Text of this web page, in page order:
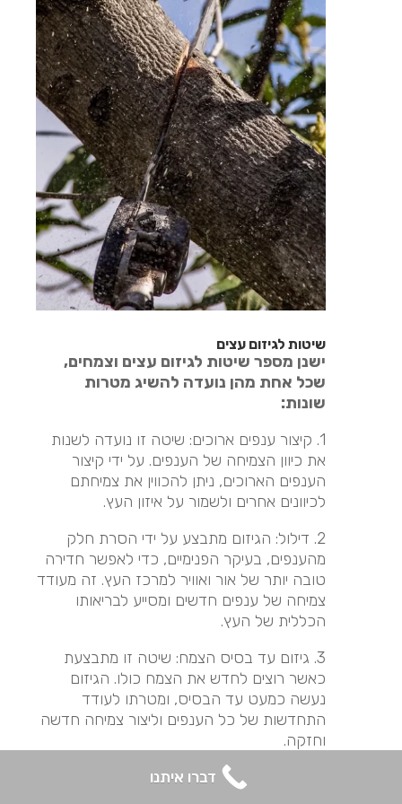
שיטות לגיזום עצים
ישנן מספר שיטות לגיזום עצים וצמחים,
שכל אחת מהן נועדה להשיג מטרות
שונות:
1. קיצור ענפים ארוכים: שיטה זו נועדה לשנות
את כיוון הצמיחה של הענפים. על ידי קיצור
הענפים הארוכים, ניתן להכווין את צמיחתם
לכיוונים אחרים ולשמור על איזון העץ.
2. דילול: הגיזום מתבצע על ידי הסרת חלק
מהענפים, בעיקר הפנימיים, כדי לאפשר חדירה
טובה יותר של אור ואוויר למרכז העץ. זה מעודד
צמיחה של ענפים חדשים ומסייע לבריאותו
הכללית של העץ.
3. גיזום עד בסיס הצמח: שיטה זו מתבצעת
כאשר רוצים לחדש את הצמח כולו. הגיזום
נעשה כמעט עד הבסיס, ומטרתו לעודד
התחדשות של כל הענפים וליצור צמיחה חדשה
וחזקה.
4. הרמת נוף: גיזום שמטרתו להסיר את הענפים
דברו איתנו